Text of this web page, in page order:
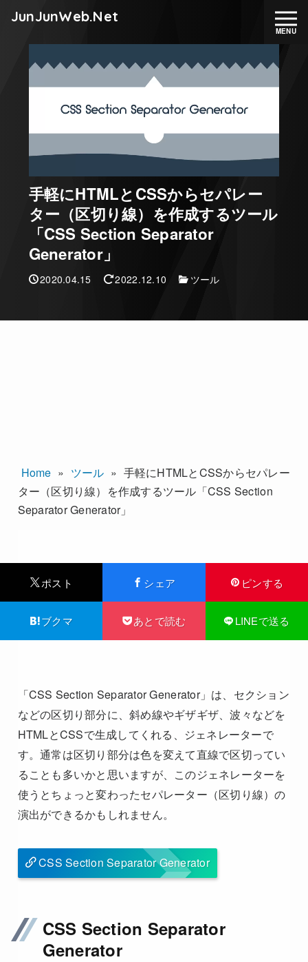
JunJunWeb.Net
手軽にHTMLとCSSからセパレー
ター（区切り線）を作成するツール
「CSS Section Separator
Generator」
2020.04.15 2022.12.10 ツール
Home » ツール » 手軽にHTMLとCSSからセパレー
ター（区切り線）を作成するツール「CSS Section
Separator Generator」
ポスト シェア ピンする
ブクマ あとで読む LINEで送る
「CSS Section Separator Generator」は、セクション
などの区切り部分に、斜め線やギザギザ、波々などを
HTMLとCSSで生成してくれる、ジェネレーターで
す。通常は区切り部分は色を変えて直線で区切ってい
ることも多いかと思いますが、このジェネレーターを
使うとちょっと変わったセパレーター（区切り線）の
演出ができるかもしれません。
CSS Section Separator Generator
CSS Section Separator
Generator